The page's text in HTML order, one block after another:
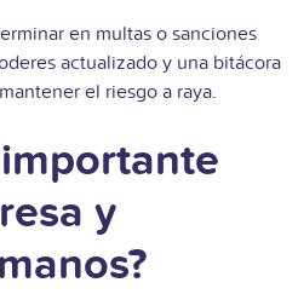
en multas o sanciones
actualizado y una bitácora
el riesgo a raya.
y